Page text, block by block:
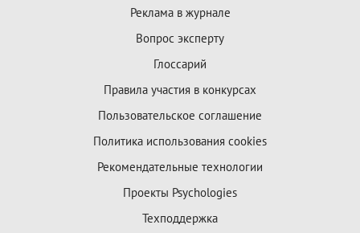
Реклама в журнале
Вопрос эксперту
Глоссарий
Правила участия в конкурсах
Пользовательское соглашение
Политика использования cookies
Рекомендательные технологии
Проекты Psychologies
Техподдержка